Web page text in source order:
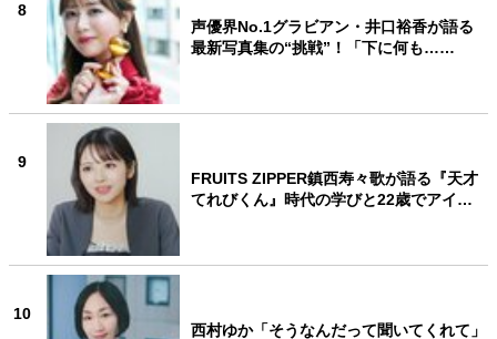
8
声優界No.1グラビアン・井口裕香が語る
最新写真集の“挑戦”！「下に何も……
9
FRUITS ZIPPER鎮西寿々歌が語る『天才
てれびくん』時代の学びと22歳でアイ…
10
西村ゆか「そうなんだって聞いてくれて」